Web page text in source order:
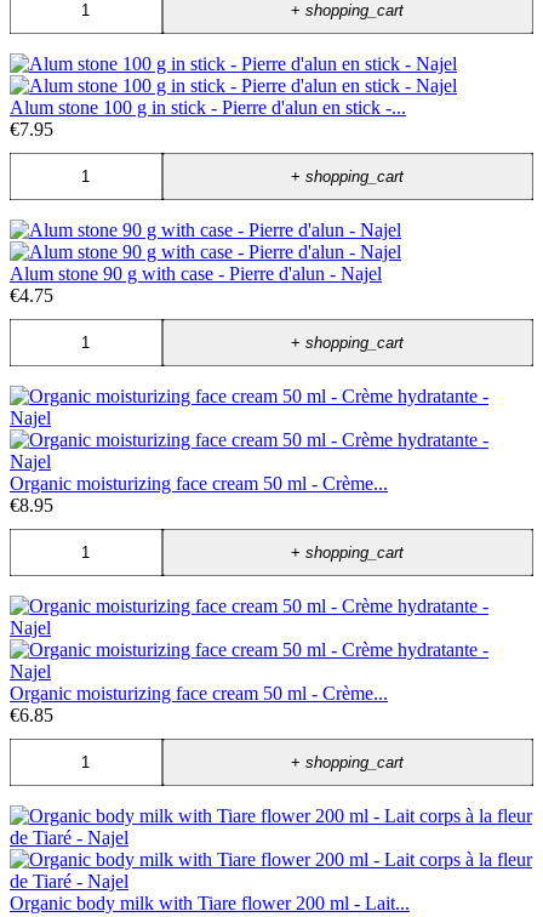
+shopping_cart
Alum stone 100 g in stick - Pierre d'alun en stick -...
€7.95
+shopping_cart
Alum stone 90 g with case - Pierre d'alun - Najel
€4.75
+shopping_cart
Organic moisturizing face cream 50 ml - Crème...
€8.95
+shopping_cart
Organic moisturizing face cream 50 ml - Crème...
€6.85
+shopping_cart
Organic body milk with Tiare flower 200 ml - Lait...